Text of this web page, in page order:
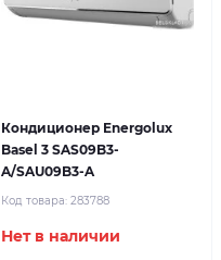
Кондиционер Energolux
Basel 3 SAS09B3-
A/SAU09B3-A
Код товара: 283788
Нет в наличии